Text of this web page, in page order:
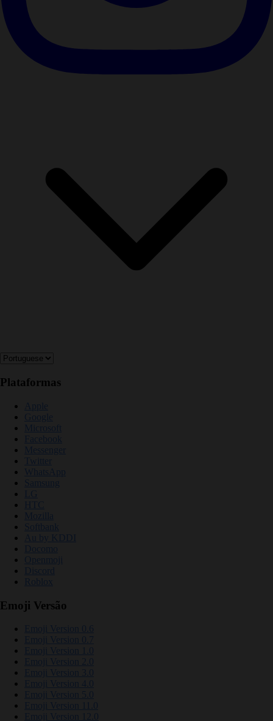
Plataformas
Apple
Google
Microsoft
Facebook
Messenger
Twitter
WhatsApp
Samsung
LG
HTC
Mozilla
Softbank
Au by KDDI
Docomo
Openmoji
Discord
Roblox
Emoji Versão
Emoji Version 0.6
Emoji Version 0.7
Emoji Version 1.0
Emoji Version 2.0
Emoji Version 3.0
Emoji Version 4.0
Emoji Version 5.0
Emoji Version 11.0
Emoji Version 12.0